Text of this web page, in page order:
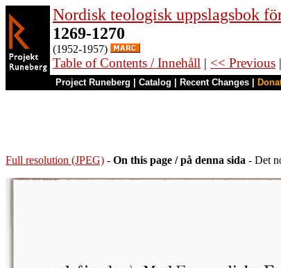
Nordisk teologisk uppslagsbok
1269-1270
(1952-1957)
Table of Contents / Innehåll | << Previous |
Project Runeberg Catalog Recent Changes
Full resolution (JPEG) - On this page / på denna sida - Det